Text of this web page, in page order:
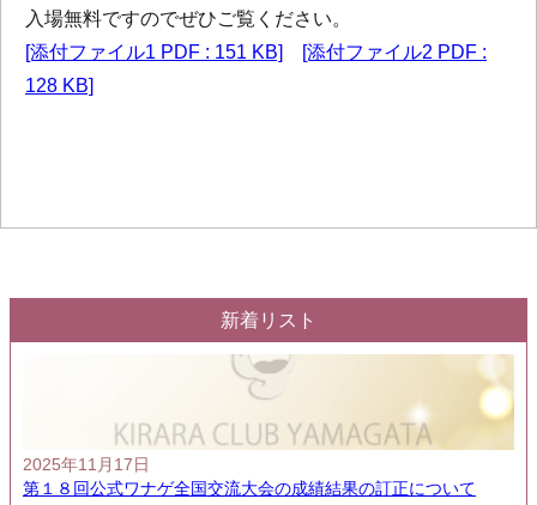
入場無料ですのでぜひご覧ください。
[添付ファイル1 PDF : 151 KB]
[添付ファイル2 PDF :
128 KB]
新着リスト
2025年11月17日
第１８回公式ワナゲ全国交流大会の成績結果の訂正について